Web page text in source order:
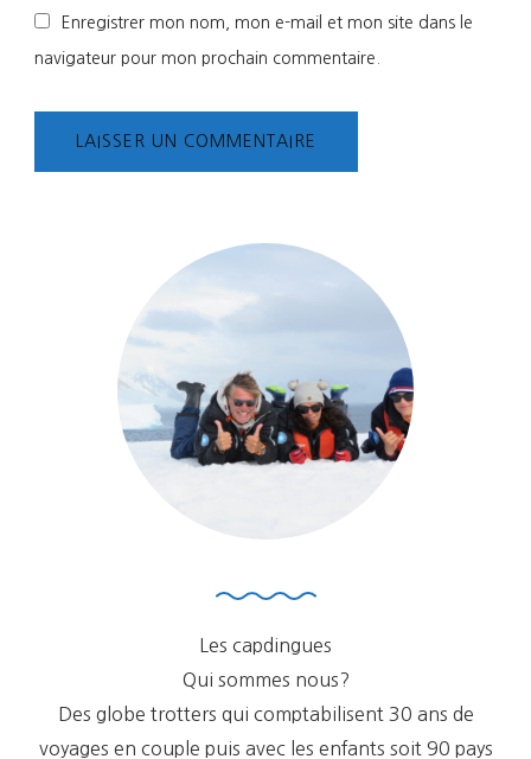
Enregistrer mon nom, mon e-mail et mon site dans le
navigateur pour mon prochain commentaire.
Les capdingues
Qui sommes nous?
Des globe trotters qui comptabilisent 30 ans de
voyages en couple puis avec les enfants soit 90 pays